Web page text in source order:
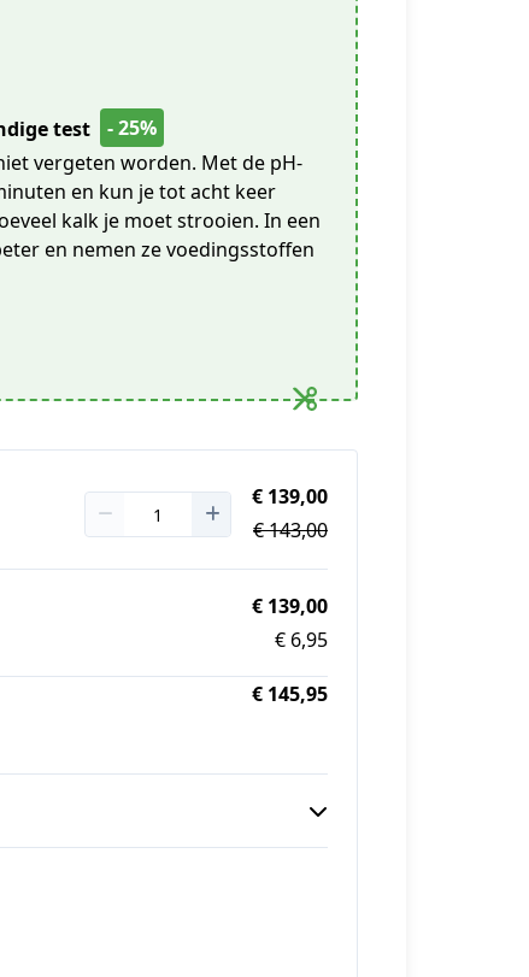
test
- 25%
vergeten worden. Met de pH-
en kun je tot acht keer
kalk je moet strooien. In een
en nemen ze voedingsstoffen
€ 139,00
€ 143,00
€ 139,00
€ 6,95
€ 145,95